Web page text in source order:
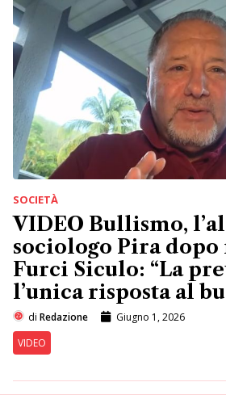
SOCIETÀ
VIDEO Bullismo,
sociologo Pira dopo
Furci Siculo: “La
l’unica risposta al
di Redazione
Giugno 1, 2026
VIDEO